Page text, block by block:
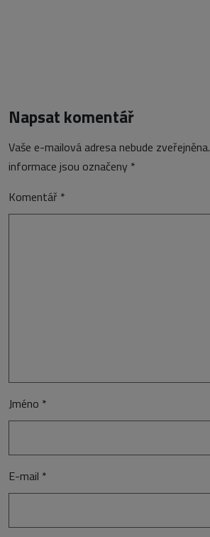
Napsat komentář
Vaše e-mailová adresa nebude zveřejněna.
informace jsou označeny *
Komentář *
Jméno *
E-mail *